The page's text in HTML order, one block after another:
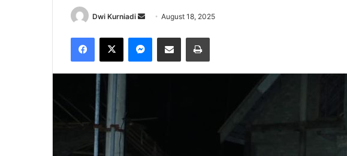
Dwi Kurniadi
Send August 18, 2025
Facebook
X Messenger
Share via Email Print